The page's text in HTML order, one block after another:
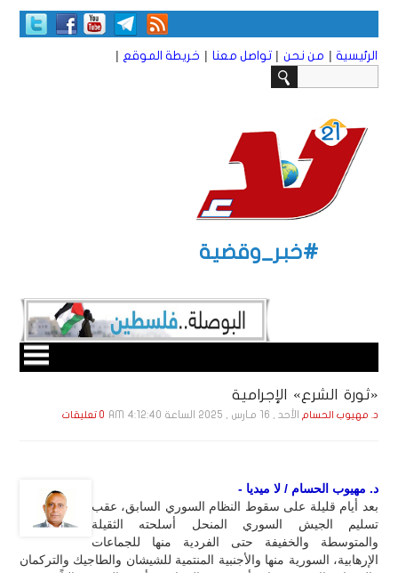
الرئيسية | من نحن | تواصل معنا | خريطة الموقع |
#خبر_وقضية
«ثورة الشرع» الإجرامية
د. مهيوب الحسام الأحد , 16 مـارس , 2025 الساعة 4:12:40 AM 0 تعليقات
د. مهيوب الحسام / لا ميديا -
بعد أيام قليلة على سقوط النظام السوري السابق، عقب
تسليم الجيش السوري المنحل أسلحته الثقيلة
والمتوسطة والخفيفة حتى الفردية منها للجماعات
الإرهابية، السورية منها والأجنبية المنتمية للشيشان والطاجيك والتركمان